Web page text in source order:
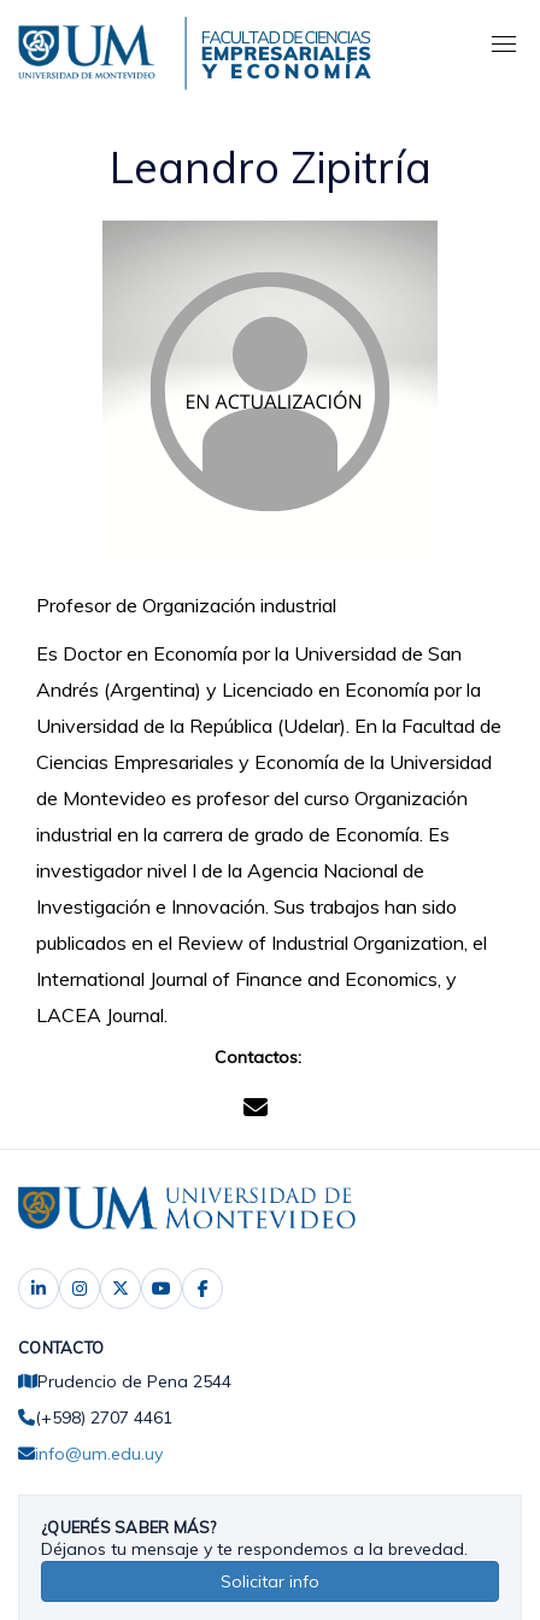
contenido
principal
Leandro Zipitría
Profesor de Organización industrial
Es Doctor en Economía por la Universidad de San
Andrés (Argentina) y Licenciado en Economía por la
Universidad de la República (Udelar). En la Facultad de
Ciencias Empresariales y Economía de la Universidad
de Montevideo es profesor del curso Organización
industrial en la carrera de grado de Economía. Es
investigador nivel I de la Agencia Nacional de
Investigación e Innovación. Sus trabajos han sido
publicados en el Review of Industrial Organization, el
International Journal of Finance and Economics, y
LACEA Journal.
Contactos:
CONTACTO
Prudencio de Pena 2544
(+598) 2707 4461
info@um.edu.uy
¿QUERÉS SABER MÁS?
Déjanos tu mensaje y te respondemos a la brevedad.
Solicitar info